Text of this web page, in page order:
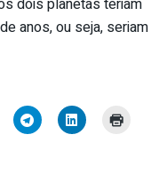
dois planetas teriam
anos, ou seja, seriam